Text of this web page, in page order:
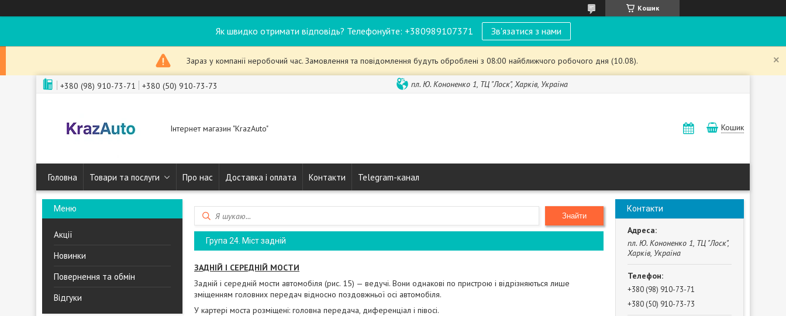
Кошик
Як швидко отримати відповідь? Телефонуйте: +380989107371 Зв'язатися з нами
Зараз у компанії неробочий час. Замовлення та повідомлення будуть оброблені з 08:00 найближчого робочого дня (10.08).
+380 (98) 910-73-71 +380 (50) 910-73-73 пл. Ю. Кононенко 1, ТЦ "Лоск", Харків, Україна
Інтернет магазин "KrazAuto" Кошик
Головна Товари та послуги Про нас Доставка і оплата Контакти Telegram-канал
Акції
Новинки
Повернення та обмін
Відгуки
Знайти
Група 24. Міст задній
ЗАДНІЙ І СЕРЕДНІЙ МОСТИ
Задній і середній мости автомобіля (рис. 15) — ведучі. Вони однакові по пристрою і відрізняються лише
зміщенням головних передач відносно поздовжньої осі автомобіля.
У картері моста розміщені: головна передача, диференціал і півосі.
Контакти
пл. Ю. Кононенко 1, ТЦ "Лоск",
Харків, Україна
+380 (98) 910-73-71
+380 (50) 910-73-73